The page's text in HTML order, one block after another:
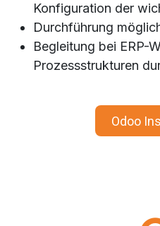
Konfiguration der
Durchführung
Begleitung bei ERP-
Prozessstrukturen
Odoo